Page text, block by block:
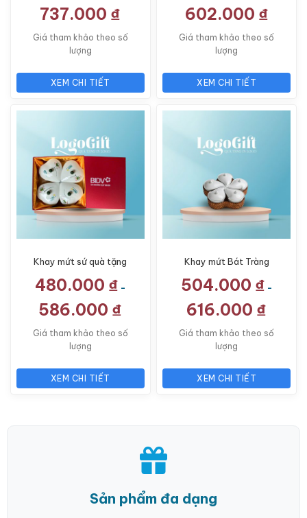
737.000 ₫
Giá tham khảo theo số
lượng
XEM CHI TIẾT
602.000 ₫
Giá tham khảo theo số
lượng
XEM CHI TIẾT
Khay mứt sứ quà tặng
tiết hoa sen LG-KM01
480.000 ₫ -
586.000 ₫
Giá tham khảo theo số
lượng
XEM CHI TIẾT
Khay mứt Bát Tràng
hoa ban khay mây LG-
504.000 ₫ -
616.000 ₫
Giá tham khảo theo số
lượng
XEM CHI TIẾT
Sản phẩm đa dạng